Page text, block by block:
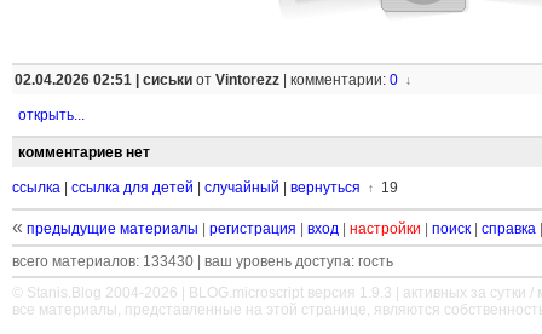
02.04.2026 02:51 | сиськи от Vintorezz комментарии: 0 ↓
открыть...
комментариев нет
ссылка ссылка для детей случайный вернуться ↑ 19
« предыдущие материалы регистрация вход настройки поиск справка
всего материалов: 133430 | ваш уровень доступа: гость
© Stanis.Blog 2004-2026 |
BLOG.microscript версия 1.9.3 | активных за сутки /
все материалы, представленные на этой странице, являются